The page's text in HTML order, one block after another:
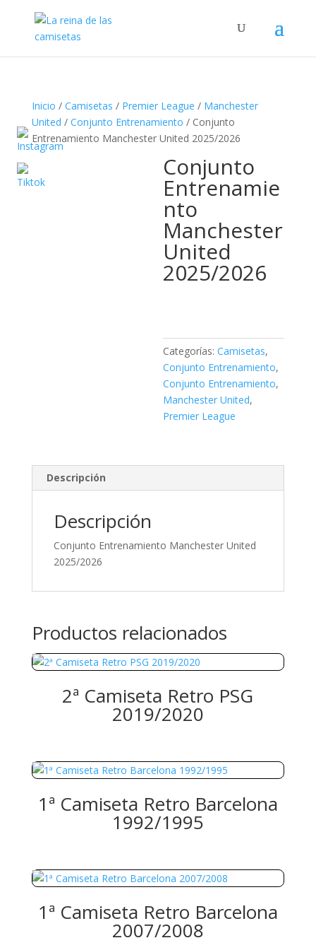
Búsqueda
Inicio / Camisetas / Premier League / Manchester
United / Conjunto Entrenamiento / Conjunto
Entrenamiento Manchester United 2025/2026
Conjunto
Entrenamie
nto
Manchester
United
2025/2026
Categorías:Camisetas,
Conjunto Entrenamiento,
Conjunto Entrenamiento,
Manchester United,
Premier League
Descripción
Descripción
Conjunto Entrenamiento Manchester United
2025/2026
Productos relacionados
2ª Camiseta Retro PSG
2019/2020
1ª Camiseta Retro Barcelona
1992/1995
1ª Camiseta Retro Barcelona
2007/2008